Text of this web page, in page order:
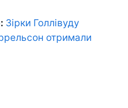
Зірки Голлівуду
отримали